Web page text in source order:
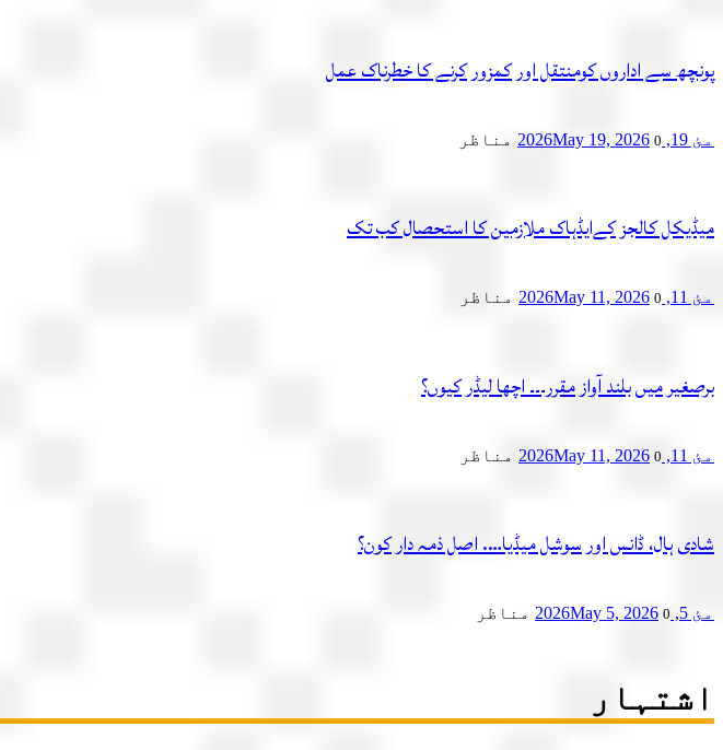
پونچھ سے اداروں کومنتقل اور کمزور کرنے کا خطرناک عمل
مئ 19, 2026 May 19, 2026 0 مناظر
میڈیکل کالجز کےایڈہاک ملازمین کا استحصال کب تک
مئ 11, 2026 May 11, 2026 0 مناظر
برصغیر میں بلند آواز مقرر۔۔۔ اچھا لیڈر کیوں؟
مئ 11, 2026 May 11, 2026 0 مناظر
شادی ہال، ڈانس اور سوشل میڈیا…. اصل ذمہ دار کون؟
مئ 5, 2026 May 5, 2026 0 مناظر
اشتہار